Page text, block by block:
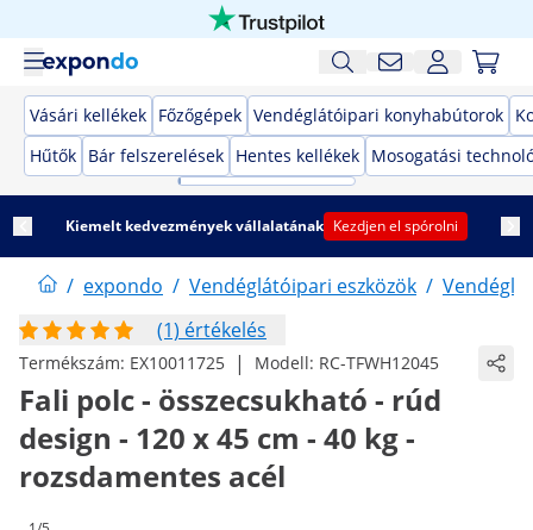
Vásári kellékek Főzőgépek Vendéglátóipari konyhabútorok
Hűtők Bár felszerelések Hentes kellékek Mosogatási
Kiemelt kedvezmények vállalatának Kezdjen el spórolni
/ expondo / Vendéglátóipari eszközök /
(1) értékelés
Termékszám: EX10011725 | Modell: RC-TFWH12045
Fali polc - összecsukható - rúd
design - 120 x 45 cm - 40 kg -
rozsdamentes acél